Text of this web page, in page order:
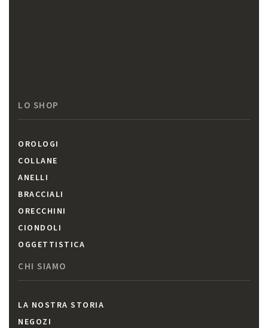
LO SHOP
OROLOGI
COLLANE
ANELLI
BRACCIALI
ORECCHINI
CIONDOLI
OGGETTISTICA
CHI SIAMO
LA NOSTRA STORIA
NEGOZI